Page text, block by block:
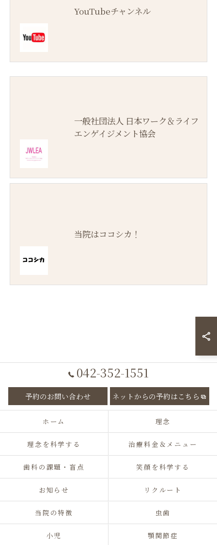
YouTubeチャンネル
一般社団法人 日本ワーク＆ライフ
エンゲイジメント協会
当院はココシカ！
042-352-1551
予約のお問い合わせ ネットからの予約はこちら
ホーム 理念
理念を科学する 治療料金＆メニュー
歯科の課題・盲点 笑顔を科学する
お知らせ リクルート
当院の特徴 虫歯
小児 顎関節症